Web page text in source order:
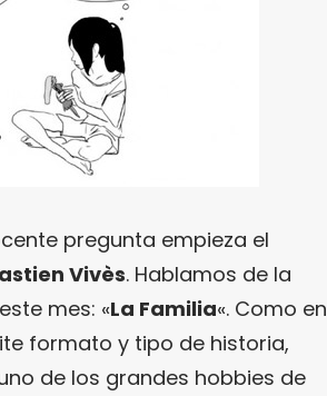
pregunta empieza el
Vivès. Hablamos de la
mes: «La Familia«. Como en
formato y tipo de historia,
de los grandes hobbies de